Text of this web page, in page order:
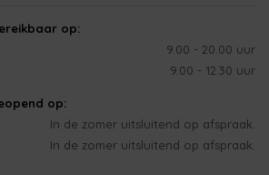
op:
9.00 - 20.00 uur
9.00 - 12.30 uur
op:
In de zomer uitsluitend op afspraak.
In de zomer uitsluitend op afspraak.